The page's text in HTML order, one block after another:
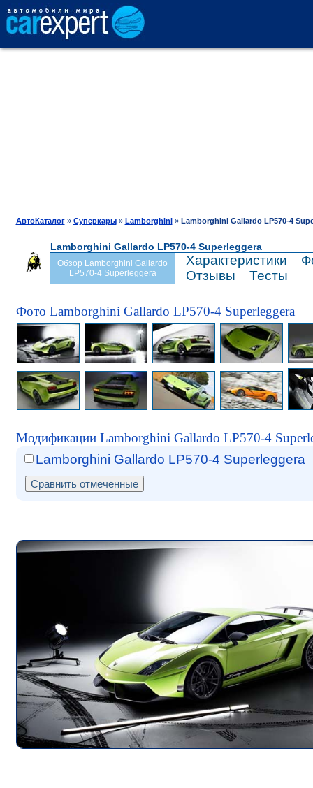
ТЕСТ-ДРАЙВ
ПРОДАЖА
АвтоКаталог» Суперкары» Lamborghini» Lamborghini Gallardo LP570-4
Lamborghini Gallardo LP570-4 Superleggera
Обзор Lamborghini Gallardo
LP570-4 Superleggera
Характеристики
Отзывы
Тесты
Фото Lamborghini Gallardo LP570-4 Superleggera
Модификации Lamborghini Gallardo LP570-4
Lamborghini Gallardo LP570-4 Superleggera